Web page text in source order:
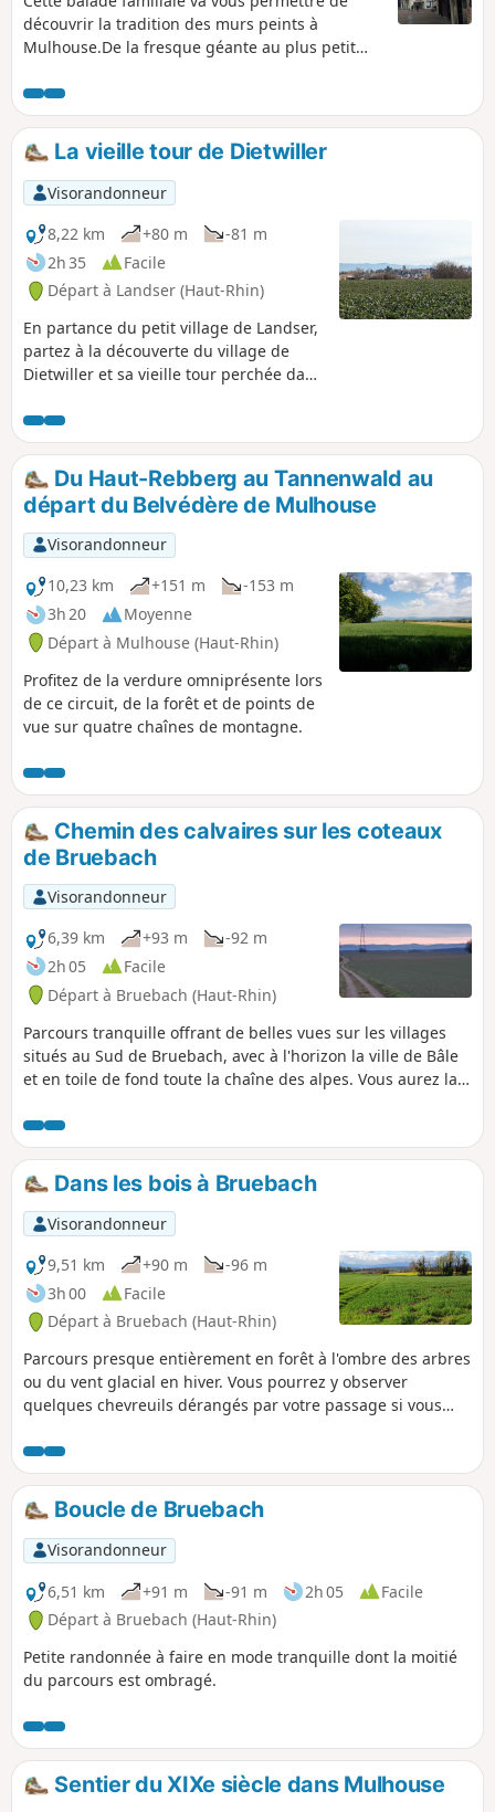
découvrir la tradition des murs peints à
Mulhouse.De la fresque géante au plus petit
les murs, les trottoirs, les boîtes aux lettres et
même sur les panneaux de signalisation
routière !Il faudra bien ouvrir l’œil !
La vieille tour de Dietwiller
Visorandonneur
8,22 km
+80 m
-81 m
2h 35
Facile
Départ à Landser (Haut-Rhin)
En partance du petit village de Landser,
partez à la découverte du village de
Dietwiller et sa vieille tour perchée dans
Du Haut-Rebberg au Tannenwald au
départ du Belvédère de Mulhouse
Visorandonneur
10,23 km
+151 m
-153 m
3h 20
Moyenne
Départ à Mulhouse (Haut-Rhin)
Profitez de la verdure omniprésente lors
de ce circuit, de la forêt et de points de
vue sur quatre chaînes de montagne.
Chemin des calvaires sur les coteaux
de Bruebach
Visorandonneur
6,39 km
+93 m
-92 m
2h 05
Facile
Départ à Bruebach (Haut-Rhin)
Parcours tranquille offrant de belles vues sur les villages
situés au Sud de Bruebach, avec à l'horizon la ville de Bâle
et en toile de fond toute la chaîne des alpes. Vous aurez la
alémaniques droit devant vous avec l'Eiger et le Jungfrau et
leurs magnifiques pyramides et à l'autre extrémité, côté
droit, quand la météo le permet, le Mont Blanc.
Dans les bois à Bruebach
Visorandonneur
9,51 km
+90 m
-96 m
3h 00
Facile
Départ à Bruebach (Haut-Rhin)
Parcours presque entièrement en forêt à l'ombre des arbres
ou du vent glacial en hiver. Vous pourrez y observer
quelques chevreuils dérangés par votre passage si vous
mais présence de nombreux arbres couchés à contourner.
Boucle de Bruebach
Visorandonneur
6,51 km
+91 m -91 m 2h 05
Facile
Départ à Bruebach (Haut-Rhin)
Petite randonnée à faire en mode tranquille dont la moitié
du parcours est ombragé.
Sentier du XIXe siècle dans Mulhouse